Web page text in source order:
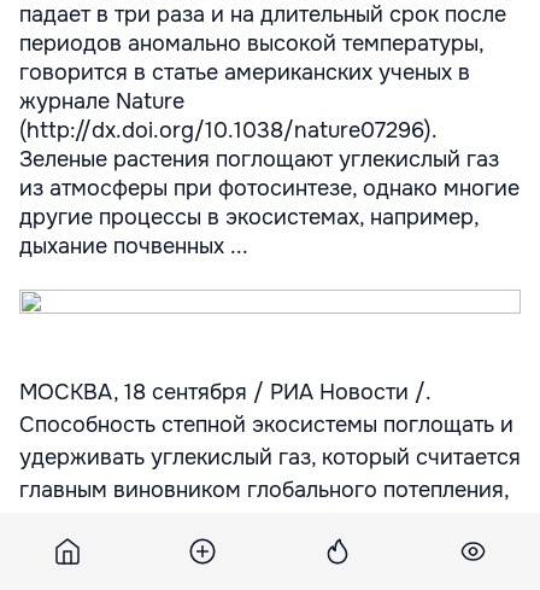
падает в три раза и на длительный срок после
периодов аномально высокой температуры,
говорится в статье американских ученых в
журнале Nature
(http://dx.doi.org/10.1038/nature07296).
Зеленые растения поглощают углекислый газ
из атмосферы при фотосинтезе, однако многие
другие процессы в экосистемах, например,
дыхание почвенных ...
МОСКВА, 18 сентября / РИА Новости /.
Способность степной экосистемы поглощать и
удерживать углекислый газ, который считается
главным виновником глобального потепления,
периодов аномально высокой температуры,